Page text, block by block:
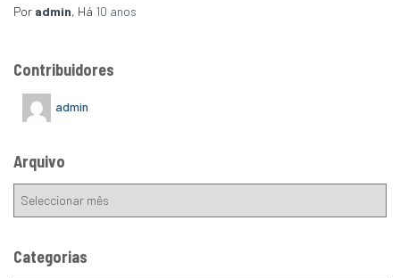
Por admin, Há 10 anos
Contribuidores
admin
Arquivo
Categorias